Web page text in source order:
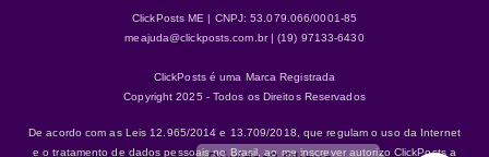
ClickPosts ME | CNPJ: 53.079.066/0001-85
meajuda@clickposts.com.br| (19) 97133-6430
ClickPosts é uma Marca Registrada
Copyright 2025 - Todos os Direitos Reservados
De acordo com as Leis 12.965/2014 e 13.709/2018, que regulam o uso da Internet
e o tratamento de dados pessoais no Brasil, ao me inscrever autorizo ClickPosts a